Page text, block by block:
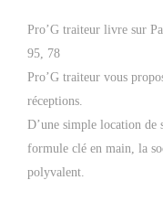
Pro’G traiteur livre sur
95, 78
Pro’G traiteur vous
réceptions.
D’une simple location de
formule clé en main, la
polyvalent.